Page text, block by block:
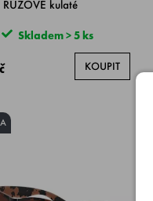
kulaté
Skladem > 5 ks
KOUPIT